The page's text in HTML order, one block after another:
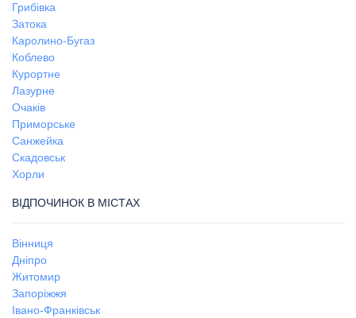
Грибівка
Затока
Каролино-Бугаз
Коблево
Курортне
Лазурне
Очаків
Приморське
Санжейка
Скадовськ
Хорли
ВІДПОЧИНОК В МІСТАХ
Вінниця
Дніпро
Житомир
Запоріжжя
Івано-Франківськ